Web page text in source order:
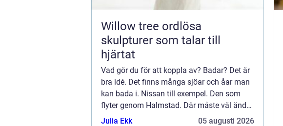
Willow tree ordlösa
skulpturer som talar till
hjärtat
Vad gör du för att koppla av? Badar? Det är
bra idé. Det finns många sjöar och åar man
kan bada i. Nissan till exempel. Den som
flyter genom Halmstad. Där måste väl ändå
gå att bada om somrarna. Nä, nu skojas det
Julia Ekk 05 augusti 2026